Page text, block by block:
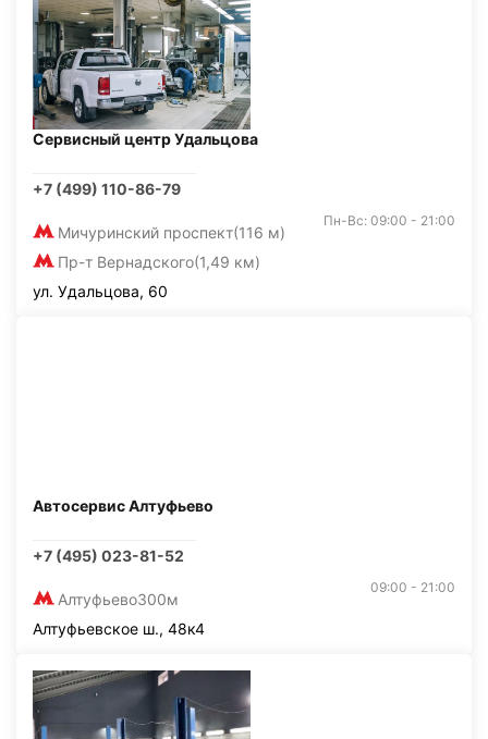
Сервисный центр Удальцова
+7 (499) 110-86-79
Мичуринский проспект(116 м)
Пр-т Вернадского(1,49 км)
Пн-Вс: 09:00 - 21:00
ул. Удальцова, 60
Автосервис Алтуфьево
+7 (495) 023-81-52
Алтуфьево300м
09:00 - 21:00
Алтуфьевское ш., 48к4